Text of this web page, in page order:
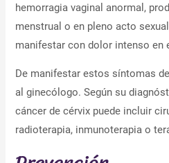
hemorragia vaginal anormal,
menstrual o en pleno acto
manifestar con dolor intenso en
De manifestar estos síntomas
al ginecólogo. Según su
cáncer de cérvix puede incluir
radioterapia, inmunoterapia o